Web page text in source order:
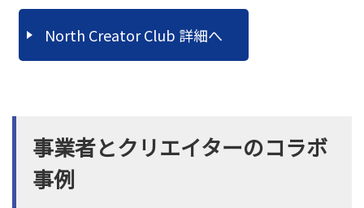
North Creator Club 詳細へ
事業者とクリエイターのコラボ
事例